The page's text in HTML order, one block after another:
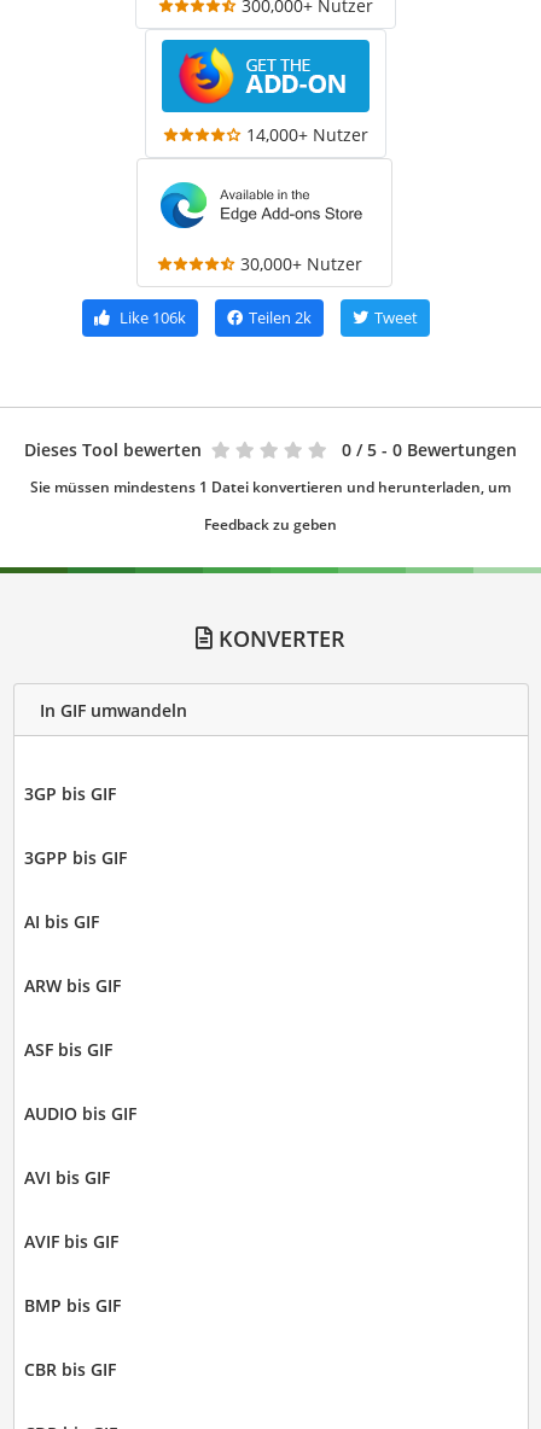
300,000+ Nutzer
14,000+ Nutzer
30,000+ Nutzer
Like 106k Teilen 2k Tweet
Dieses Tool bewerten 0 / 5 - 0 Bewertungen
Sie müssen mindestens 1 Datei konvertieren und herunterladen, um
Feedback zu geben
KONVERTER
In GIF umwandeln
3GP bis GIF
3GPP bis GIF
AI bis GIF
ARW bis GIF
ASF bis GIF
AUDIO bis GIF
AVI bis GIF
AVIF bis GIF
BMP bis GIF
CBR bis GIF